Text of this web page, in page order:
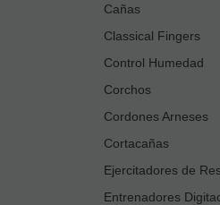
Cañas
Classical Fingers
Control Humedad
Corchos
Cordones Arneses
Cortacañas
Ejercitadores de
Entrenadores